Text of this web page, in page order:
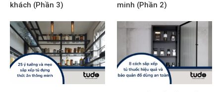
khách (Phần 3)
minh (Phần 2)